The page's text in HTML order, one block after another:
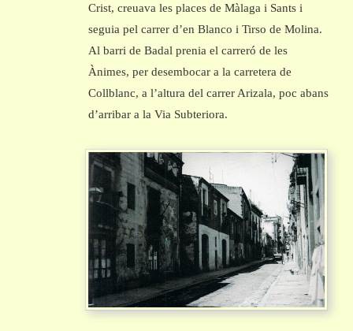
Crist, creuava les places de Màlaga i Sants i
seguia pel carrer d’en Blanco i Tirso de Molina.
Al barri de Badal prenia el carreró de les
Ànimes, per desembocar a la carretera de
Collblanc, a l’altura del carrer Arizala, poc abans
d’arribar a la Via Subteriora.